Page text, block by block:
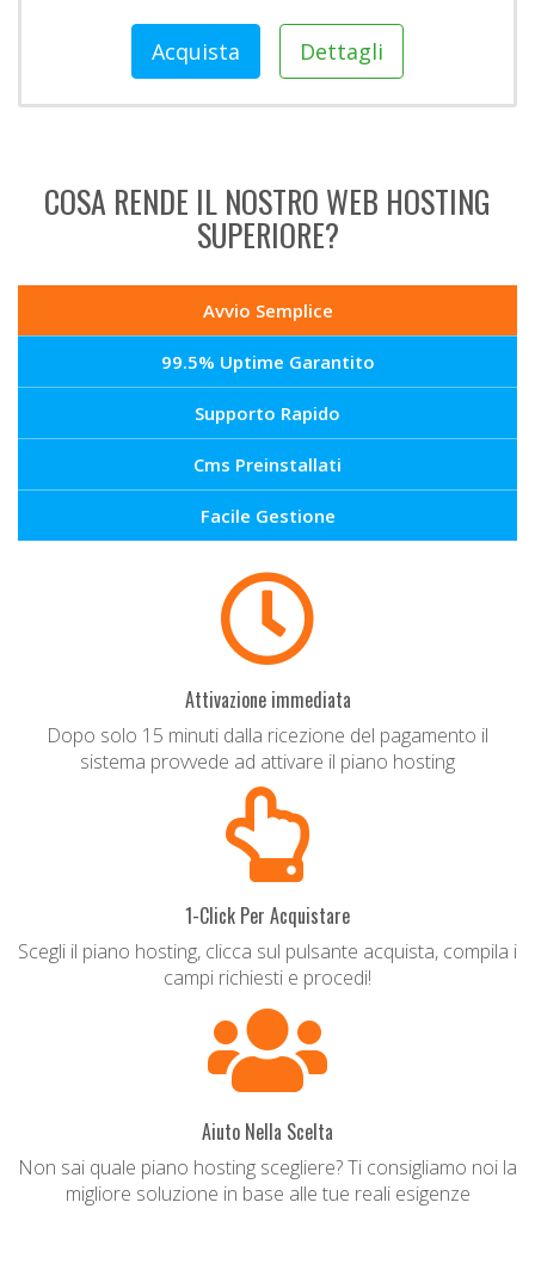
Acquista Dettagli
COSA RENDE IL NOSTRO WEB HOSTING
SUPERIORE?
Avvio Semplice
99.5% Uptime Garantito
Supporto Rapido
Cms Preinstallati
Facile Gestione
Attivazione immediata
Dopo solo 15 minuti dalla ricezione del pagamento il
sistema provvede ad attivare il piano hosting
1-Click Per Acquistare
Scegli il piano hosting, clicca sul pulsante acquista, compila i
campi richiesti e procedi!
Aiuto Nella Scelta
Non sai quale piano hosting scegliere? Ti consigliamo noi la
migliore soluzione in base alle tue reali esigenze